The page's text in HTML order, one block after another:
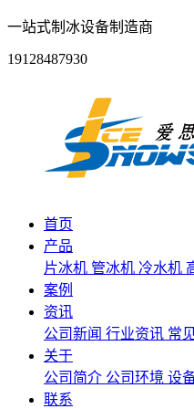
一站式制冰设备制造商
19128487930
首页
产品
片冰机 管冰机 冷水机
案例
资讯
公司新闻 行业资讯 常
关于
公司简介 公司环境 设
联系